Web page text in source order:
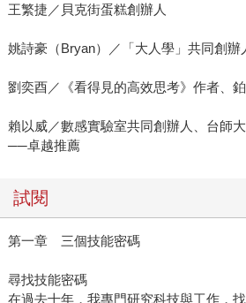
王繁捷／貝克街蛋糕創辦人
姚詩豪（Bryan）／「大人學」共同創辦
劉奕酉／《看得見的高效思考》作者、
賴以威／數感實驗室共同創辦人、台師
──卓越推薦
試閱
第一章 三個技能密碼
尋找技能密碼
在過去十年，我專門研究科技與工作，